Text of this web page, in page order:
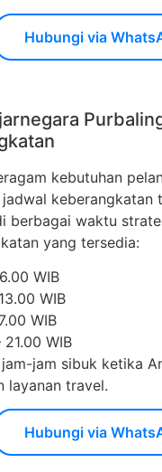
Hubungi via
kebutuhan
keberangkatan
berbagai waktu
yang tersedia:
WIB
WIB
WIB
21.00 WIB
jam sibuk ketika
layanan travel.
Hubungi via